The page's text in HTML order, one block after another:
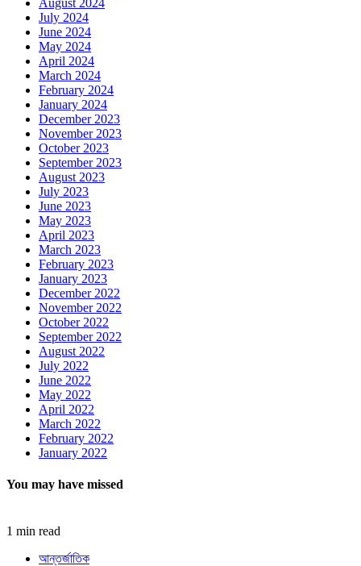
August 2024
July 2024
June 2024
May 2024
April 2024
March 2024
February 2024
January 2024
December 2023
November 2023
October 2023
September 2023
August 2023
July 2023
June 2023
May 2023
April 2023
March 2023
February 2023
January 2023
December 2022
November 2022
October 2022
September 2022
August 2022
July 2022
June 2022
May 2022
April 2022
March 2022
February 2022
January 2022
You may have missed
1 min read
আন্তর্জাতিক